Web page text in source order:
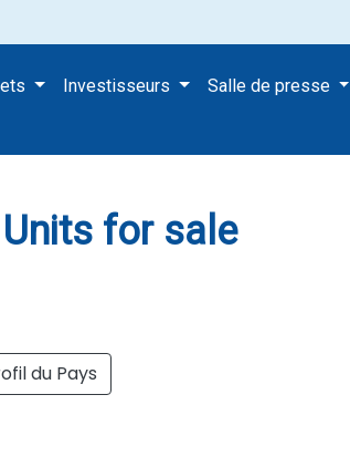
Investisseurs Salle de presse
Units for sale
for sale
du Pays